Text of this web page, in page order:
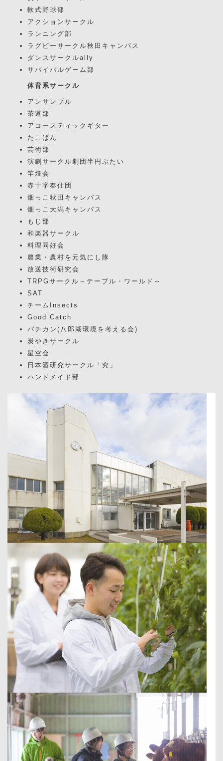
軟式野球部
アクションサークル
ランニング部
ラグビーサークル秋田キャンパス
ダンスサークルally
サバイバルゲーム部
体育系サークル
アンサンブル
茶道部
アコースティックギター
たこばん
芸術部
演劇サークル劇団半円ぶたい
竿燈会
赤十字奉仕団
畑っこ秋田キャンパス
畑っこ大潟キャンパス
もじ部
和楽器サークル
料理同好会
農業・農村を元気にし隊
放送技術研究会
TRPGサークル～テーブル・ワールド～
SAT
チームInsects
Good Catch
パチカン(八郎湖環境を考える会)
炭やきサークル
星空会
日本酒研究サークル「究」
ハンドメイド部